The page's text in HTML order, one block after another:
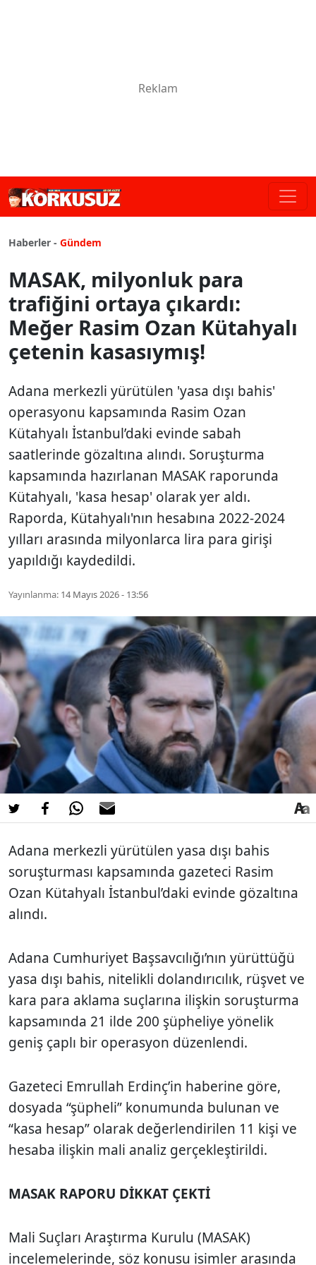
Haberler - Gündem
MASAK, milyonluk para
trafiğini ortaya çıkardı:
Meğer Rasim Ozan Kütahyalı
çetenin kasasıymış!
Adana merkezli yürütülen 'yasa dışı bahis'
operasyonu kapsamında Rasim Ozan
Kütahyalı İstanbul’daki evinde sabah
saatlerinde gözaltına alındı. Soruşturma
kapsamında hazırlanan MASAK raporunda
Kütahyalı, 'kasa hesap' olarak yer aldı.
Raporda, Kütahyalı'nın hesabına 2022-2024
yılları arasında milyonlarca lira para girişi
yapıldığı kaydedildi.
Yayınlanma: 14 Mayıs 2026 - 13:56
Adana merkezli yürütülen yasa dışı bahis
soruşturması kapsamında gazeteci Rasim
Ozan Kütahyalı İstanbul’daki evinde gözaltına
alındı.
Adana Cumhuriyet Başsavcılığı’nın yürüttüğü
yasa dışı bahis, nitelikli dolandırıcılık, rüşvet ve
kara para aklama suçlarına ilişkin soruşturma
kapsamında 21 ilde 200 şüpheliye yönelik
geniş çaplı bir operasyon düzenlendi.
Gazeteci Emrullah Erdinç’in haberine göre,
dosyada “şüpheli” konumunda bulunan ve
“kasa hesap” olarak değerlendirilen 11 kişi ve
hesaba ilişkin mali analiz gerçekleştirildi.
MASAK RAPORU DİKKAT ÇEKTİ
Mali Suçları Araştırma Kurulu (MASAK)
incelemelerinde, söz konusu isimler arasında